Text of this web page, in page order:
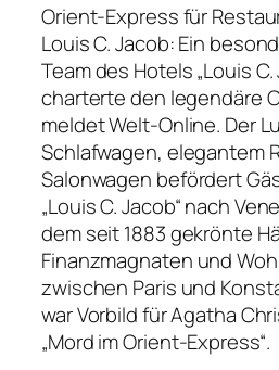
Orient-Express für
Louis C. Jacob: Ein
Team des Hotels „Louis C.
charterte den legendäre
meldet Welt-Online. Der
Schlafwagen, elegantem
Salonwagen befördert
„Louis C. Jacob“ nach
dem seit 1883 gekrönte
Finanzmagnaten und
zwischen Paris und
war Vorbild für Agatha
„Mord im Orient-Express“.